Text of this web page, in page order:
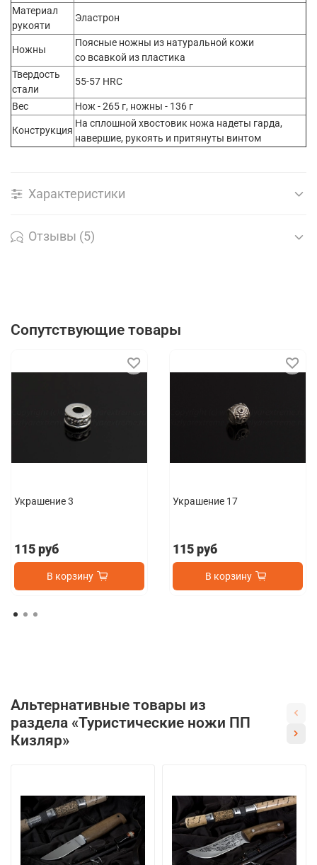
Материал
рукояти
Эластрон
Ножны
Поясные ножны из натуральной кожи
со всавкой из пластика
Твердость
стали
55-57 HRC
Вес Нож - 265 г, ножны - 136 г
Конструкция
На сплошной хвостовик ножа надеты гарда,
навершие, рукоять и притянуты винтом
Характеристики
Отзывы (5)
Сопутствующие товары
Украшение 3
115 руб
В корзину
Украшение 17
115 руб
В корзину
Альтернативные товары из
раздела «Туристические ножи ПП
Кизляр»